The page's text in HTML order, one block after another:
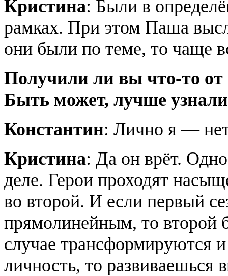
Кристина: Были в
рамках. При этом Паша
они были по теме, то чаще
Получили ли вы что-то от
Быть может, лучше узнали
Константин: Лично я —
Кристина: Да он врёт.
деле. Герои проходят
во второй. И если первый
прямолинейным, то второй
случае трансформируются
личность, то развиваешься